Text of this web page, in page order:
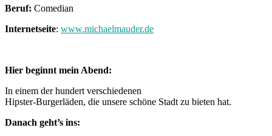
Beruf: Comedian
Internetseite: www.michaelmauder.de
Hier beginnt mein Abend:
In einem der hundert verschiedenen
Hipster-Burgerläden, die unsere schöne Stadt zu bieten hat.
Danach geht’s ins: